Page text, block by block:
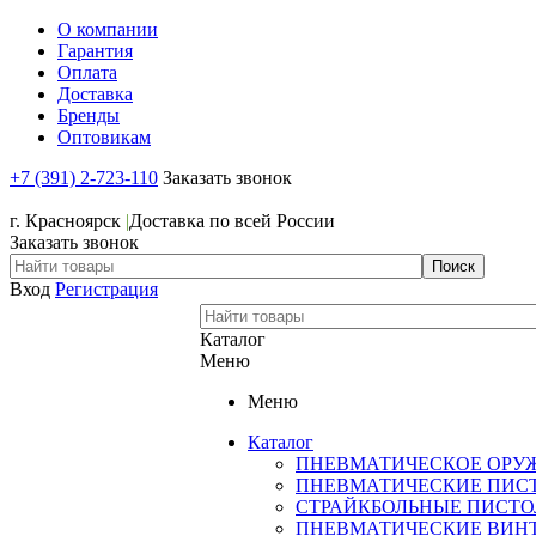
О компании
Гарантия
Оплата
Доставка
Бренды
Оптовикам
+7 (391) 2-723-110 Заказать звонок
г. Красноярск |Доставка по всей России
Заказать звонок
Вход Регистрация
Каталог
Меню
Меню
Каталог
ПНЕВМАТИЧЕСКОЕ
ПНЕВМАТИЧЕСКИЕ
СТРАЙКБОЛЬНЫЕ
ПНЕВМАТИЧЕСКИЕ